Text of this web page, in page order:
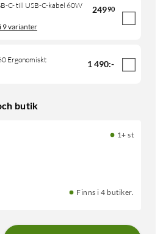
C- till USB-C-kabel 60W
24990
9 varianter
Ergonomiskt
1 490:-
butik
1+ st
Finns i 4 butiker.